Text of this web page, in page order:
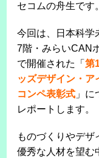
セコムの舟生です。
今回は、日本科学
7階・みらいCAN
で開催された「第
ッズデザイン・ア
コンペ表彰式 」に
レポートします。
ものづくりやデザ
優秀な人材を望む